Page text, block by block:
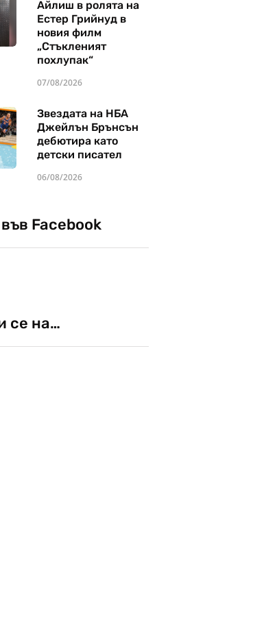
Айлиш в ролята на
Естер Грийнуд в
новия филм
„Стъкленият
похлупак“
07/08/2026
Звездата на НБА
Джейлън Брънсън
дебютира като
детски писател
06/08/2026
Facebook
се на…